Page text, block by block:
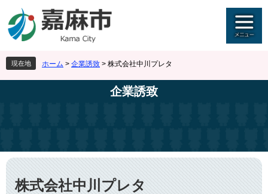
ジ
先
頭
で
ュ
を
飛
ば
現在地 ホーム > 企業誘致 > 株式会社中川プレタ
企業誘致
本
文
株式会社中川プレタ